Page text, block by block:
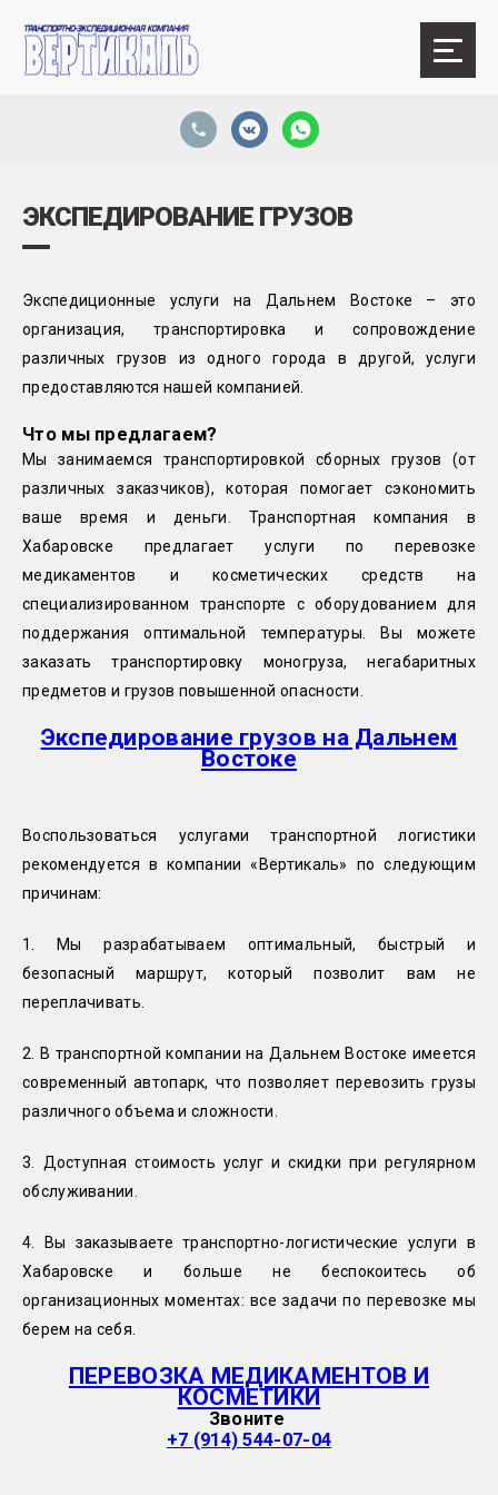
ЭКСПЕДИРОВАНИЕ ГРУЗОВ
Экспедиционные услуги на Дальнем Востоке – это
организация, транспортировка и сопровождение
различных грузов из одного города в другой, услуги
предоставляются нашей компанией.
Что мы предлагаем?
Мы занимаемся транспортировкой сборных грузов (от
различных заказчиков), которая помогает сэкономить
ваше время и деньги. Транспортная компания в
Хабаровске предлагает услуги по перевозке
медикаментов и косметических средств на
специализированном транспорте с оборудованием для
поддержания оптимальной температуры. Вы можете
заказать транспортировку моногруза, негабаритных
предметов и грузов повышенной опасности.
Экспедирование грузов на Дальнем
Востоке
Воспользоваться услугами транспортной логистики
рекомендуется в компании «Вертикаль» по следующим
причинам:
1. Мы разрабатываем оптимальный, быстрый и
безопасный маршрут, который позволит вам не
переплачивать.
2. В транспортной компании на Дальнем Востоке имеется
современный автопарк, что позволяет перевозить грузы
различного объема и сложности.
3. Доступная стоимость услуг и скидки при регулярном
обслуживании.
4. Вы заказываете транспортно-логистические услуги в
Хабаровске и больше не беспокоитесь об
организационных моментах: все задачи по перевозке мы
берем на себя.
ПЕРЕВОЗКА МЕДИКАМЕНТОВ И
КОСМЕТИКИ
Звоните
+7 (914) 544-07-04